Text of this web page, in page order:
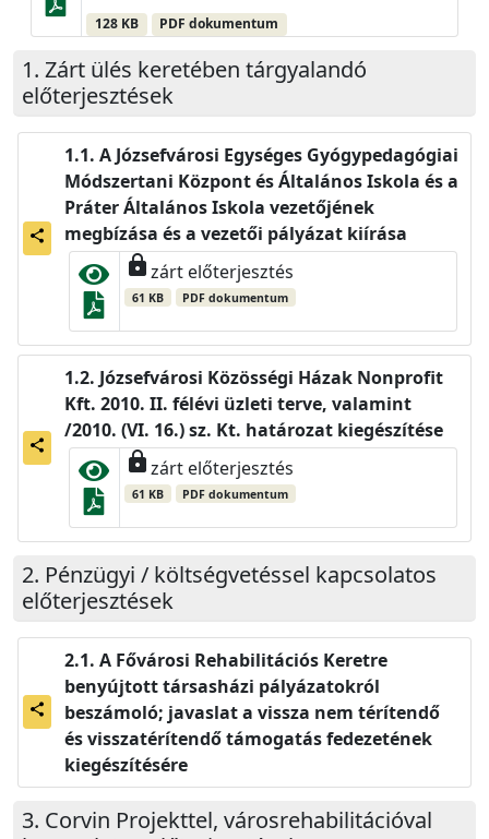
128 KB PDF dokumentum
Zárt ülés keretében tárgyalandó
előterjesztések
share
A Józsefvárosi Egységes Gyógypedagógiai
Módszertani Központ és Általános Iskola és a
Práter Általános Iskola vezetőjének
megbízása és a vezetői pályázat kiírása
lockzárt előterjesztés
61 KB PDF dokumentum
share
Józsefvárosi Közösségi Házak Nonprofit
Kft. 2010. II. félévi üzleti terve, valamint
/2010. (VI. 16.) sz. Kt. határozat kiegészítése
lockzárt előterjesztés
61 KB PDF dokumentum
Pénzügyi / költségvetéssel kapcsolatos
előterjesztések
share
A Fővárosi Rehabilitációs Keretre
benyújtott társasházi pályázatokról
beszámoló; javaslat a vissza nem térítendő
és visszatérítendő támogatás fedezetének
kiegészítésére
Corvin Projekttel, városrehabilitációval